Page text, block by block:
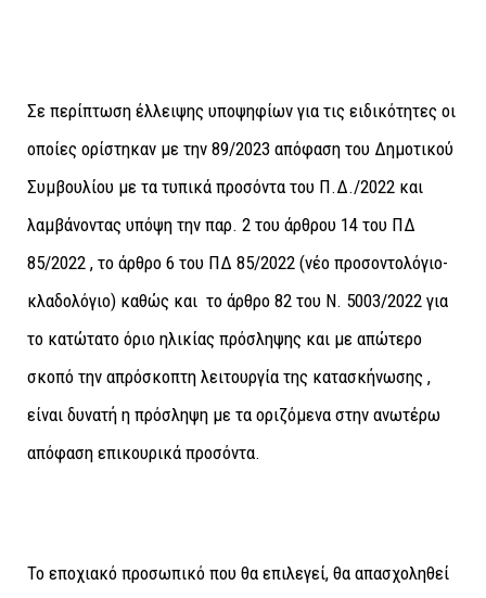
Σε περίπτωση έλλειψης υποψηφίων για τις ειδικότητες οι
οποίες ορίστηκαν με την 89/2023 απόφαση του Δημοτικού
Συμβουλίου µε τα τυπικά προσόντα του Π.Δ./2022 και
λαμβάνοντας υπόψη την παρ. 2 του άρθρου 14 του ΠΔ
85/2022 , το άρθρο 6 του ΠΔ 85/2022 (νέο προσοντολόγιο-
κλαδολόγιο) καθώς και το άρθρο 82 του Ν. 5003/2022 για
το κατώτατο όριο ηλικίας πρόσληψης και με απώτερο
σκοπό την απρόσκοπτη λειτουργία της κατασκήνωσης ,
είναι δυνατή η πρόσληψη με τα οριζόμενα στην ανωτέρω
απόφαση επικουρικά προσόντα.
Το εποχιακό προσωπικό που θα επιλεγεί, θα απασχοληθεί